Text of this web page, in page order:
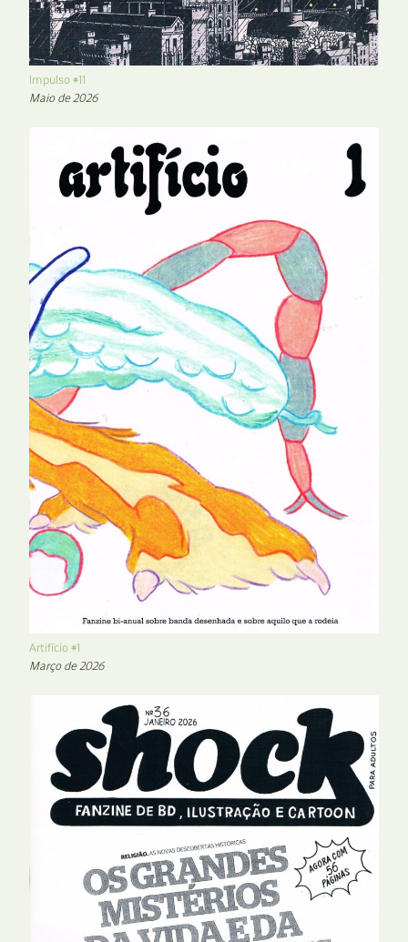
Impulso #11
Maio de 2026
Artifício #1
Março de 2026